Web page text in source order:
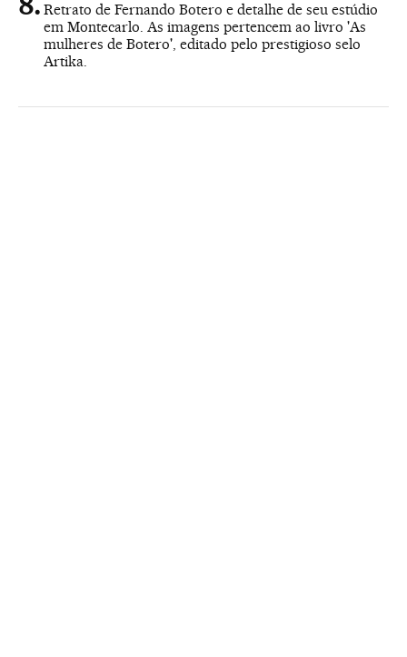
Retrato de Fernando Botero e detalhe de seu estúdio
em Montecarlo. As imagens pertencem ao livro 'As
mulheres de Botero', editado pelo prestigioso selo
Artika.